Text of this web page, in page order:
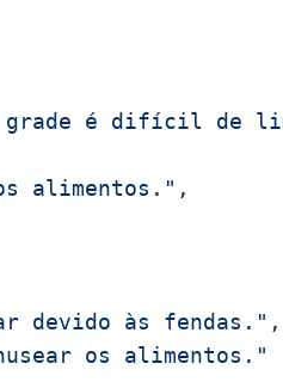
é difícil de
alimentos." ,
devido às fendas." ,
os alimentos."